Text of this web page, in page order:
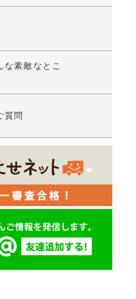
な素敵なとこ
質問